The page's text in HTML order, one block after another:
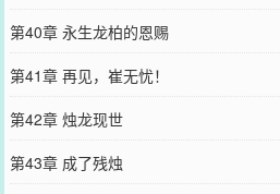
第40章 永生龙柏的恩赐
第41章 再见，崔无忧！
第42章 烛龙现世
第43章 成了残烛